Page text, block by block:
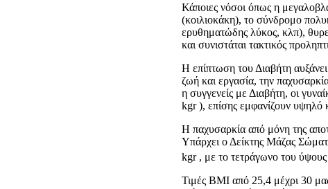
Κάποιες νόσοι όπως η
(κοιλιοκάκη), το σύνδρομο
ερυθηματώδης λύκος, κλπ),
και συνιστάται τακτικός
Η επίπτωση του Διαβήτη
ζωή και εργασία, την
η συγγενείς με Διαβήτη, οι
kgr ), επίσης εμφανίζουν υψηλό
Η παχυσαρκία από μόνη της
Υπάρχει ο Δείκτης Μάζας
kgr , με το τετράγωνο του
Τιμές ΒΜΙ από 25,4 μέχρι 30